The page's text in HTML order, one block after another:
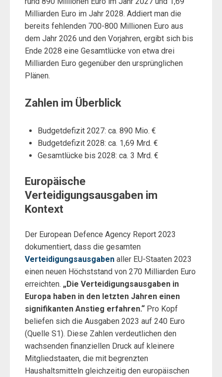
Milliarden Euro im Jahr 2028. Addiert man die
bereits fehlenden 700-800 Millionen Euro aus
dem Jahr 2026 und den Vorjahren, ergibt sich bis
Ende 2028 eine Gesamtlücke von etwa drei
Milliarden Euro gegenüber den ursprünglichen
Plänen.
Zahlen im Überblick
Budgetdefizit 2027: ca. 890 Mio. €
Budgetdefizit 2028: ca. 1,69 Mrd. €
Gesamtlücke bis 2028: ca. 3 Mrd. €
Europäische
Verteidigungsausgaben im
Kontext
Der European Defence Agency Report 2023
dokumentiert, dass die gesamten
Verteidigungsausgaben aller EU-Staaten 2023
einen neuen Höchststand von 270 Milliarden Euro
erreichten. „Die Verteidigungsausgaben in
Europa haben in den letzten Jahren einen
signifikanten Anstieg erfahren.“ Pro Kopf
beliefen sich die Ausgaben 2023 auf 240 Euro
(Quelle S1). Diese Zahlen verdeutlichen den
wachsenden finanziellen Druck auf kleinere
Mitgliedstaaten, die mit begrenzten
Haushaltsmitteln gleichzeitig den europäischen